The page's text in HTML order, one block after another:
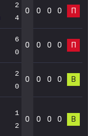
2
4
0 0 0 0 П
6
0
0 0 0 0 П
2
0
0 0 0 0 В
1
2
0 0 0 0 В